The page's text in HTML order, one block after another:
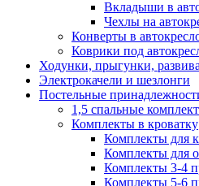
Вкладыши в
Чехлы на
Конверты в
Коврики под
Ходунки, прыгунки,
Электрокачели и шезлонги
Постельные
1,5 спальные
Комплекты в кроватку
Комплекты для
Комплекты для
Комплекты 3-4
Комплекты 5-6